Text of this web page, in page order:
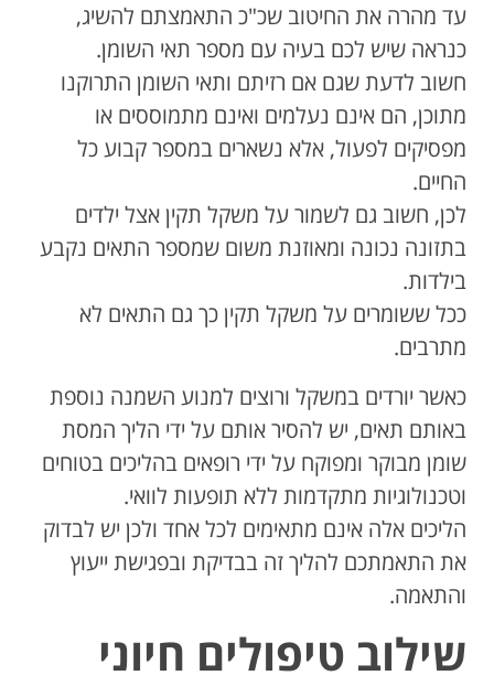
עד מהרה את החיטוב שכ"כ התאמצתם להשיג,
כנראה שיש לכם בעיה עם מספר תאי השומן.
חשוב לדעת שגם אם רזיתם ותאי השומן התרוקנו
מתוכן, הם אינם נעלמים ואינם מתמוססים או
מפסיקים לפעול, אלא נשארים במספר קבוע כל
החיים.
לכן, חשוב גם לשמור על משקל תקין אצל ילדים
בתזונה נכונה ומאוזנת משום שמספר התאים נקבע
בילדות.
ככל ששומרים על משקל תקין כך גם התאים לא
מתרבים.
כאשר יורדים במשקל ורוצים למנוע השמנה נוספת
באותם תאים, יש להסיר אותם על ידי הליך המסת
שומן מבוקר ומפוקח על ידי רופאים בהליכים בטוחים
וטכנולוגיות מתקדמות ללא תופעות לוואי.
הליכים אלה אינם מתאימים לכל אחד ולכן יש לבדוק
את התאמתכם להליך זה בבדיקת ובפגישת ייעוץ
והתאמה.
שילוב טיפולים חיוני